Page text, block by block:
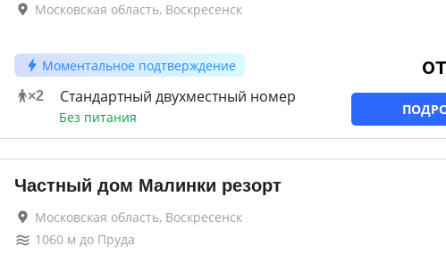
Московская область, Воскресенск
Моментальное подтверждение
×2 Стандартный двухместный номер
Без питания
Частный дом Малинки резорт
Московская область, Воскресенск
1060м до Пруда